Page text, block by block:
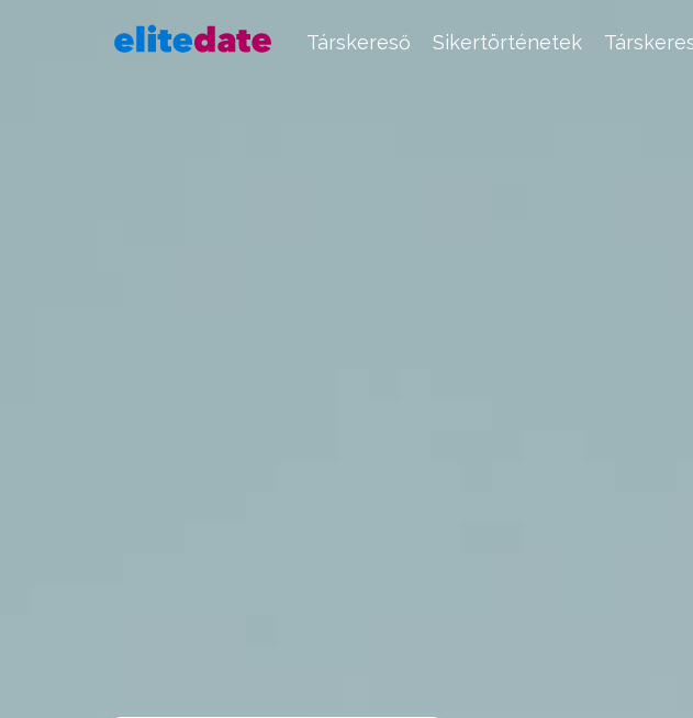
Társkereső Sikertörténetek